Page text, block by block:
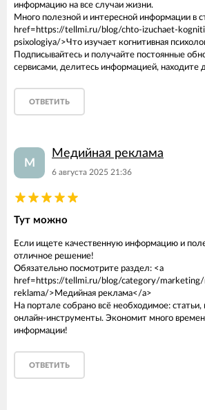
информацию на все случаи жизни.
Много полезной и интересной информации в
href=https://tellmi.ru/blog/chto-izuchaet-
psixologiya/>Что изучает когнитивная
Подписывайтесь и получайте постоянные
сервисами, делитесь информацией, находите
ОТВЕТИТЬ
М
Медийная реклама
6 августа 2025 21:36
Тут можно
Если ищете качественную информацию и
отличное решение!
Обязательно посмотрите раздел: <a
href=https://tellmi.ru/blog/category/marketing/
reklama/>Медийная реклама</a>
На портале собрано всё необходимое: статьи,
онлайн-инструменты. Экономит много
информации!
ОТВЕТИТЬ